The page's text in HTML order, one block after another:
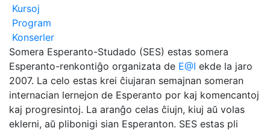
Kursoj
Program
Konserler
Somera Esperanto-Studado (SES) estas somera
Esperanto-renkontiĝo organizata de E@I ekde la jaro
2007. La celo estas krei ĉiujaran semajnan someran
internacian lernejon de Esperanto por kaj komencantoj
kaj progresintoj. La aranĝo celas ĉiujn, kiuj aŭ volas
eklerni, aŭ plibonigi sian Esperanton. SES estas pli